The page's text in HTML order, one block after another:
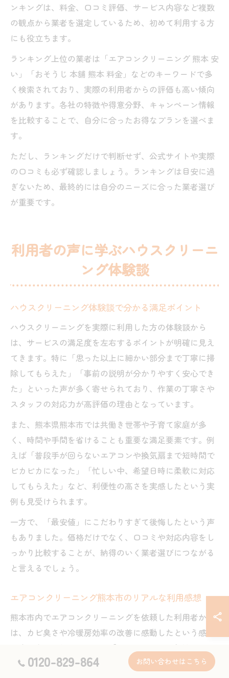
ンキングは、料金、口コミ評価、サービス内容など複数
の観点から業者を選定しているため、初めて利用する方
にも役立ちます。
ランキング上位の業者は「エアコンクリーニング 熊本 安
い」「おそうじ 本舗 熊本 料金」などのキーワードで多
く検索されており、実際の利用者からの評価も高い傾向
があります。各社の特徴や得意分野、キャンペーン情報
を比較することで、自分に合ったお得なプランを選べま
す。
ただし、ランキングだけで判断せず、公式サイトや実際
の口コミも必ず確認しましょう。ランキングは目安に過
ぎないため、最終的には自分のニーズに合った業者選び
が重要です。
利用者の声に学ぶハウスクリーニ
ング体験談
ハウスクリーニング体験談で分かる満足ポイント
ハウスクリーニングを実際に利用した方の体験談から
は、サービスの満足度を左右するポイントが明確に見え
てきます。特に「思った以上に細かい部分まで丁寧に掃
除してもらえた」「事前の説明が分かりやすく安心でき
た」といった声が多く寄せられており、作業の丁寧さや
スタッフの対応力が高評価の理由となっています。
また、熊本県熊本市では共働き世帯や子育て家庭が多
く、時間や手間を省けることも重要な満足要素です。例
えば「普段手が回らないエアコンや換気扇まで短時間で
ピカピカになった」「忙しい中、希望日時に柔軟に対応
してもらえた」など、利便性の高さを実感したという実
例も見受けられます。
一方で、「最安値」にこだわりすぎて後悔したという声
もありました。価格だけでなく、口コミや対応内容をし
っかり比較することが、納得のいく業者選びにつながる
と言えるでしょう。
エアコンクリーニング熊本市のリアルな利用感想
熊本市内でエアコンクリーニングを依頼した利用者から
は、カビ臭さや冷暖房効率の改善に感動したという感想
が多く寄せられています。「エアコンの風が気持ちよく
なった」「アレルギー持ちの子どもも安心して過ごせる
0120-829-864 お問い合わせはこちら